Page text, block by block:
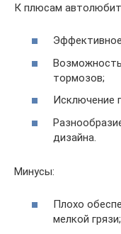
К плюсам
тормозов;
Исключение
дизайна.
Минусы:
Плохо
мелкой грязи;